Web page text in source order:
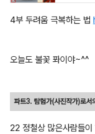
4부 두려움 극복하는 법
오늘도 불꽃 퐈이야~^^
파트3. 탐험가(사진작가)로서
22 정철상 많은사람들